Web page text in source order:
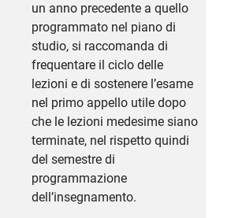
un anno precedente a quello
programmato nel piano di
studio, si raccomanda di
frequentare il ciclo delle
lezioni e di sostenere l’esame
nel primo appello utile dopo
che le lezioni medesime siano
terminate, nel rispetto quindi
del semestre di
programmazione
dell’insegnamento.